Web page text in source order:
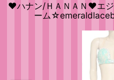
❤ハナン/ＨＡＮＡＮ❤エジ
ーム